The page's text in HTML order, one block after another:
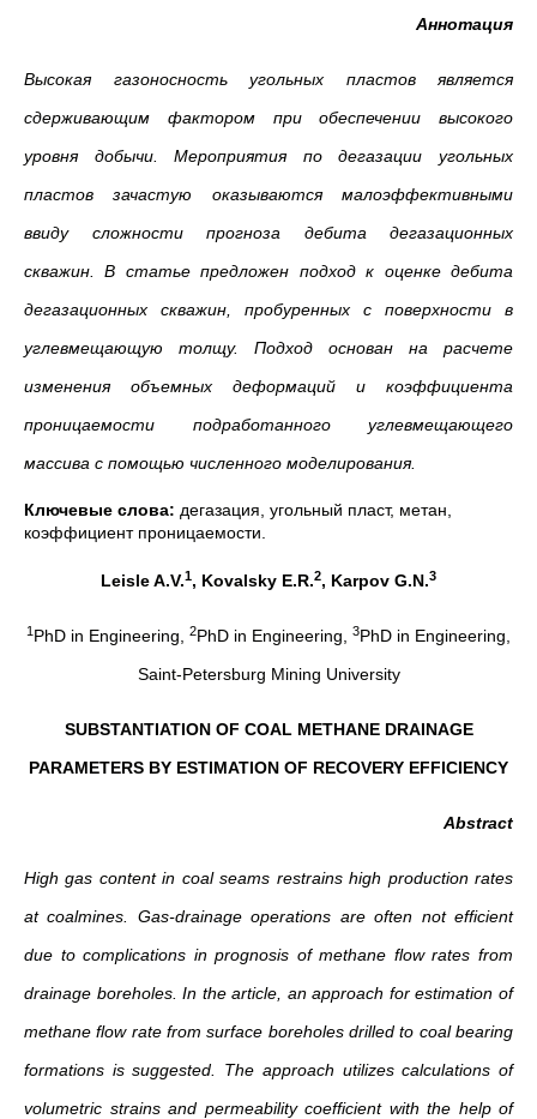
Аннотация
Высокая газоносность угольных пластов является
сдерживающим фактором при обеспечении высокого
уровня добычи. Мероприятия по дегазации угольных
пластов зачастую оказываются малоэффективными
ввиду сложности прогноза дебита дегазационных
скважин. В статье предложен подход к оценке дебита
дегазационных скважин, пробуренных с поверхности в
углевмещающую толщу. Подход основан на расчете
изменения объемных деформаций и коэффициента
проницаемости подработанного углевмещающего
массива с помощью численного моделирования.
Ключевые слова: дегазация, угольный пласт, метан,
коэффициент проницаемости.
Leisle A.V.1, Kovalsky E.R.2, Karpov G.N.3
1 PhD in Engineering, 2PhD in Engineering, 3PhD in Engineering,
Saint-Petersburg Mining University
SUBSTANTIATION OF COAL METHANE DRAINAGE
PARAMETERS BY ESTIMATION OF RECOVERY EFFICIENCY
Abstract
High gas content in coal seams restrains high production rates
at coalmines. Gas-drainage operations are often not efficient
due to complications in prognosis of methane flow rates from
drainage boreholes. In the article, an approach for estimation of
methane flow rate from surface boreholes drilled to coal bearing
formations is suggested. The approach utilizes calculations of
volumetric strains and permeability coefficient with the help of